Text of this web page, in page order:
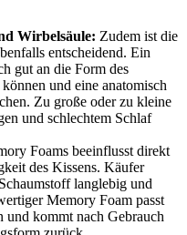
Wirbelsäule: Zudem ist die
entscheidend. Ein
gut an die Form des
und eine anatomisch
Zu große oder zu kleine
und schlechtem Schlaf
Foams beeinflusst direkt
des Kissens. Käufer
langlebig und
Memory Foam passt
kommt nach Gebrauch